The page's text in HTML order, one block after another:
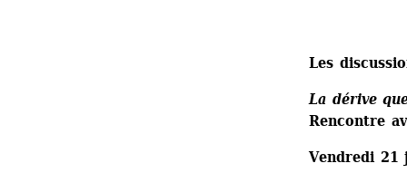
Les
La dérive
Rencontre
Vendredi 21